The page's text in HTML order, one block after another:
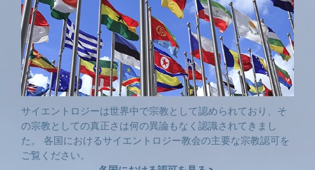
サイエントロジーは世界中で宗教として認められており、そ
の宗教としての真正さは何の異論もなく認識されてきまし
た。 各国におけるサイエントロジー教会の主要な宗教認可を
ご覧ください。